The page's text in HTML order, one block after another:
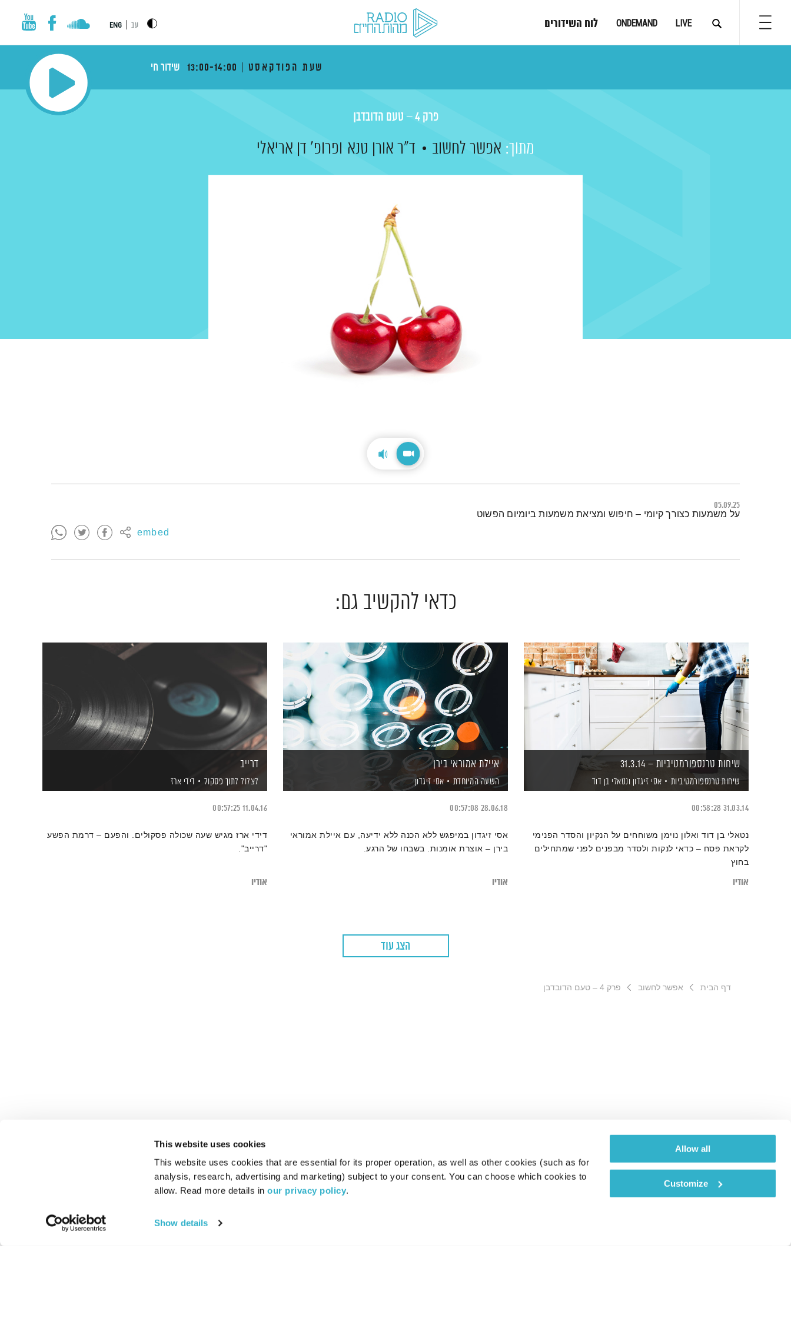
This website uses cookies
This website uses cookies that are essential for its proper operation, as well as other cookies (such as for
analysis, research, advertising and marketing) subject to your consent. You can choose which cookies to
allow. Read more details in our privacy policy.
Show details
Allow all
Customize
LIVE
ONDEMAND לוח השידורים עב ENG
שעת הפודקאסט 13:00-14:00 שידור חי
פרק 4 – טעם הדובדבן
מתוך: אפשר לחשוב ד"ר אורן טנא ופרופ' דן אריאלי
05.09.25
embed
תמצית הפודקאסט
על משמעות כצורך קיומי – חיפוש ומציאת משמעות ביומיום הפשוט
כדאי להקשיב גם:
שיחות טרנספורמטיביות – 31.3.14
שיחות טרנספורמטיביות אסי זיגדון ונטאלי בן דוד
31.03.14
00:58:28
נטאלי בן דוד ואלון נוימן משוחחים על הנקיון והסדר הפנימי
לקראת פסח – כדאי לנקות ולסדר מבפנים לפני שמתחילים
בחוץ
אודיו
איילת אמוראי בירן
השעה המיוחדת אסי זיגדון
28.06.18
00:57:08
אסי זיגדון במיפגש ללא הכנה ללא ידיעה, עם איילת אמוראי
בירן – אוצרת אומנות. בשבחו של הרגע.
אודיו
דרייב
לצלול לתוך פסקול דידי ארז
11.04.16
00:57:25
דידי ארז מגיש שעה שכולה פסקולים. והפעם – דרמת הפשע
"דרייב".
אודיו
הצג עוד
דף הבית אפשר לחשוב פרק 4 – טעם הדובדבן